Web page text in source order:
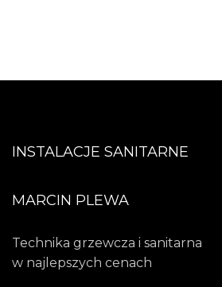
INSTALACJE SANITARNE
MARCIN PLEWA
Technika grzewcza i sanitarna
w najlepszych cenach